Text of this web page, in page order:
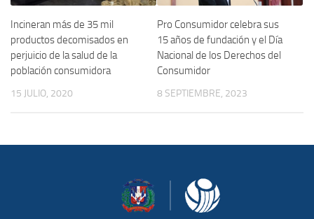
Incineran más de 35 mil
productos decomisados en
perjuicio de la salud de la
población consumidora
15 JULIO, 2020
Pro Consumidor celebra sus
15 años de fundación y el Día
Nacional de los Derechos del
Consumidor
8 SEPTIEMBRE, 2023